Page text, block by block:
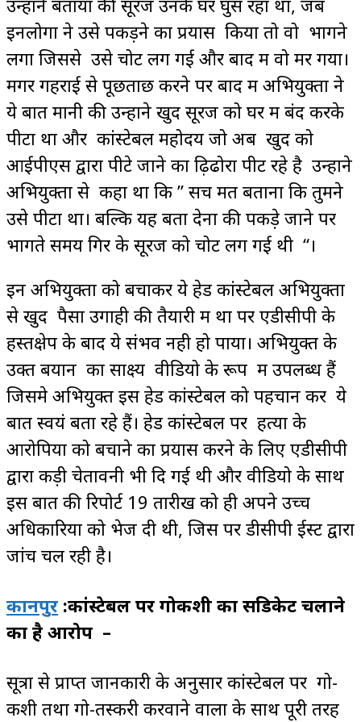
इनलोगों ने उसे पकड़ने का प्रयास किया तो वो भागने
लगा जिससे उसे चोट लग गई और बाद में वो मर गया।
मगर गहराई से पूछताछ करने पर बाद में अभियुक्तों ने
ये बात मानी की उन्होंने खुद सूरज को घर में बंद करके
पीटा था और कांस्टेबल महोदय जो अब खुद को
आईपीएस द्वारा पीटे जाने का ढ़िढोरा पीट रहे है उन्होंने
अभियुक्तों से कहा था कि ” सच मत बताना कि तुमने
उसे पीटा था। बल्कि यह बता देना की पकड़े जाने पर
भागते समय गिर के सूरज को चोट लग गई थी “।
इन अभियुक्तों को बचाकर ये हेड कांस्टेबल अभियुक्तों
से खुद पैसा उगाही की तैयारी में था पर एडीसीपी के
हस्तक्षेप के बाद ये संभव नही हो पाया। अभियुक्त के
उक्त बयान का साक्ष्य वीडियो के रूप में उपलब्ध हैं
जिसमे अभियुक्त इस हेड कांस्टेबल को पहचान कर ये
बात स्वयं बता रहे हैं। हेड कांस्टेबल पर हत्या के
आरोपियों को बचाने का प्रयास करने के लिए एडीसीपी
द्वारा कड़ी चेतावनी भी दि गई थी और वीडियो के साथ
इस बात की रिपोर्ट 19 तारीख को ही अपने उच्च
अधिकारियों को भेज दी थी, जिस पर डीसीपी ईस्ट द्वारा
जांच चल रही है।
कानपुर :कांस्टेबल पर गोकशी का सिंडिकेट चलाने
का है आरोप –
सूत्रों से प्राप्त जानकारी के अनुसार कांस्टेबल पर गो-
कशी तथा गो-तस्करी करवाने वालों के साथ पूरी तरह